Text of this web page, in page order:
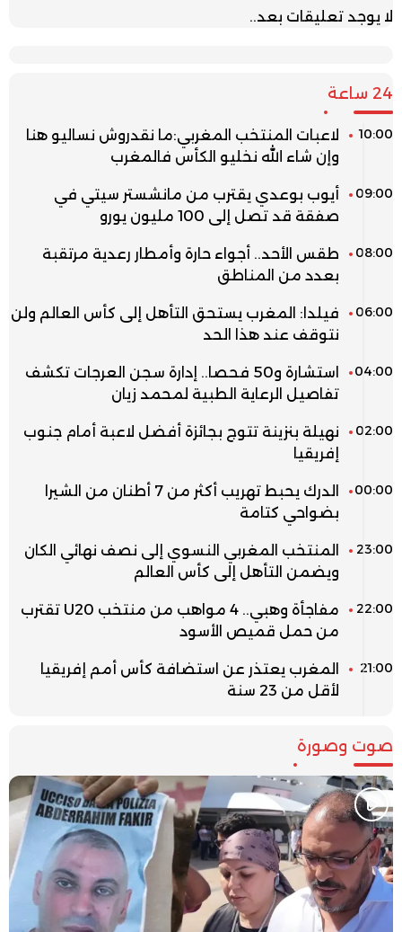
لا يوجد تعليقات بعد..
24 ساعة
10:00
لاعبات المنتخب المغربي:ما نقدروش نساليو هنا
وإن شاء الله نخليو الكأس فالمغرب
09:00
أيوب بوعدي يقترب من مانشستر سيتي في
صفقة قد تصل إلى 100 مليون يورو
08:00
طقس الأحد.. أجواء حارة وأمطار رعدية مرتقبة
بعدد من المناطق
06:00
فيلدا: المغرب يستحق التأهل إلى كأس العالم ولن
نتوقف عند هذا الحد
04:00
استشارة و50 فحصا.. إدارة سجن العرجات تكشف
تفاصيل الرعاية الطبية لمحمد زيان
02:00
نهيلة بنزينة تتوج بجائزة أفضل لاعبة أمام جنوب
إفريقيا
00:00
الدرك يحبط تهريب أكثر من 7 أطنان من الشيرا
بضواحي كتامة
23:00
المنتخب المغربي النسوي إلى نصف نهائي الكان
ويضمن التأهل إلى كأس العالم
22:00
مفاجأة وهبي.. 4 مواهب من منتخب U20 تقترب
من حمل قميص الأسود
21:00
المغرب يعتذر عن استضافة كأس أمم إفريقيا
لأقل من 23 سنة
صوت وصورة